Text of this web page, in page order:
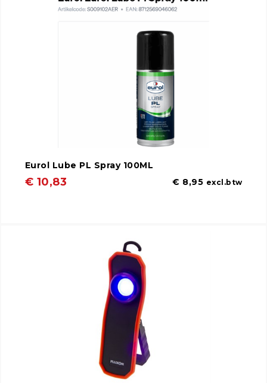
Eurol Lube PL Spray 100ML
€ 10,83 € 8,95 excl.btw